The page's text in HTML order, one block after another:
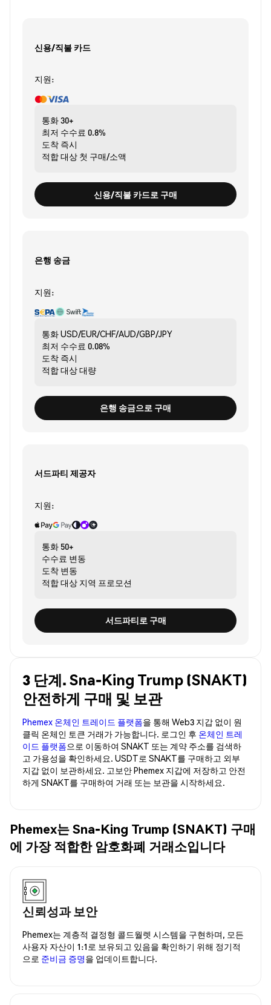
신용/직불 카드
지원:
통화30+
최저 수수료 0.8%
도착 즉시
적합 대상 첫 구매/소액
신용/직불 카드로 구매
은행 송금
지원:
통화USD/EUR/CHF/AUD/GBP/JPY
최저 수수료 0.08%
도착 즉시
적합 대상대량
은행 송금으로 구매
서드파티 제공자
지원:
통화 50+
수수료 변동
도착 변동
적합 대상 지역 프로모션
서드파티로 구매
3 단계. Sna-King Trump (SNAKT)
안전하게 구매 및 보관
Phemex 온체인 트레이드 플랫폼을 통해 Web3 지갑 없이 원
클릭 온체인 토큰 거래가 가능합니다. 로그인 후 온체인 트레
이드 플랫폼으로 이동하여 SNAKT 또는 계약 주소를 검색하
고 가용성을 확인하세요. USDT로 SNAKT를 구매하고 외부
지갑 없이 보관하세요. 고보안 Phemex 지갑에 저장하고 안전
하게 SNAKT를 구매하여 거래 또는 보관을 시작하세요.
Phemex는 Sna-King Trump (SNAKT) 구매
에 가장 적합한 암호화폐 거래소입니다
신뢰성과 보안
Phemex는 계층적 결정형 콜드월렛 시스템을 구현하며, 모든
사용자 자산이 1:1로 보유되고 있음을 확인하기 위해 정기적
으로 준비금 증명을 업데이트합니다.